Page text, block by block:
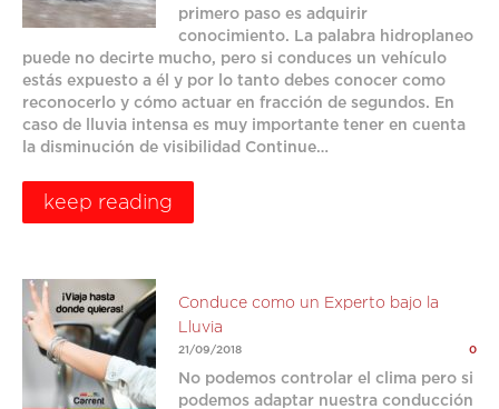
primero paso es adquirir
conocimiento. La palabra hidroplaneo
puede no decirte mucho, pero si conduces un vehículo
estás expuesto a él y por lo tanto debes conocer como
reconocerlo y cómo actuar en fracción de segundos. En
caso de lluvia intensa es muy importante tener en cuenta
la disminución de visibilidad Continue…
keep reading
Conduce como un Experto bajo la
Lluvia
21/09/2018 0
No podemos controlar el clima pero si
podemos adaptar nuestra conducción